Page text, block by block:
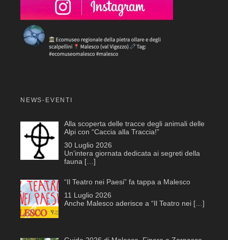
NEWS-EVENTI
Alla scoperta delle tracce degli animali delle
Alpi con “Caccia alla Traccia!”
30 Luglio 2026
Un’intera giornata dedicata ai segreti della
fauna […]
“Il Teatro nei Paesi” fa tappa a Malesco
11 Luglio 2026
Anche Malesco aderisce a “Il Teatro nei […]